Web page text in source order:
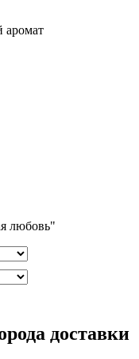
аромат
любовь"
доставки